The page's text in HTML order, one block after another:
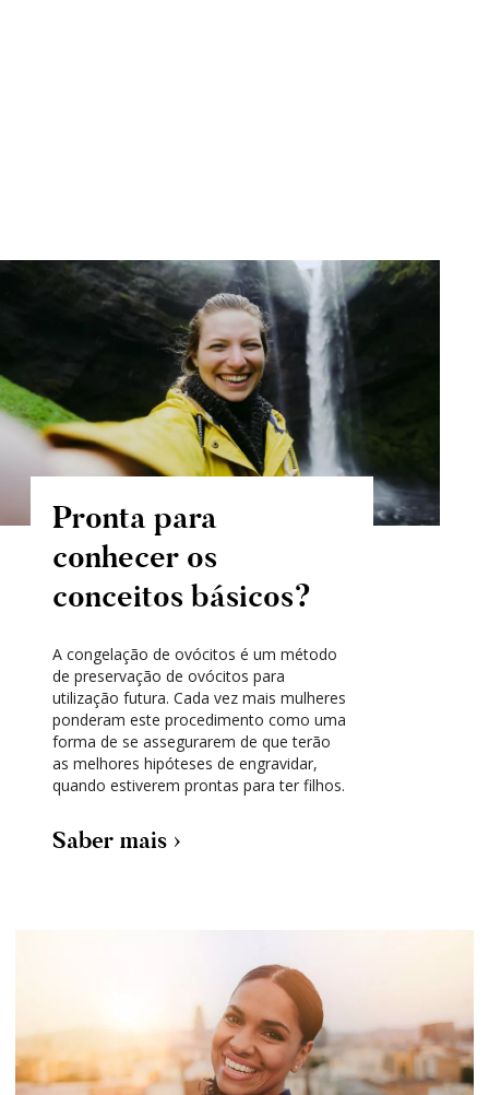
Pronta para
conhecer os
conceitos básicos?
A congelação de ovócitos é um método
de preservação de ovócitos para
utilização futura. Cada vez mais mulheres
ponderam este procedimento como uma
forma de se assegurarem de que terão
as melhores hipóteses de engravidar,
quando estiverem prontas para ter filhos.
Saber mais ›